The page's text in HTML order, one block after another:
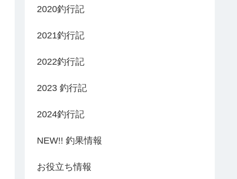
2020釣行記
2021釣行記
2022釣行記
2023 釣行記
2024釣行記
NEW!! 釣果情報
お役立ち情報